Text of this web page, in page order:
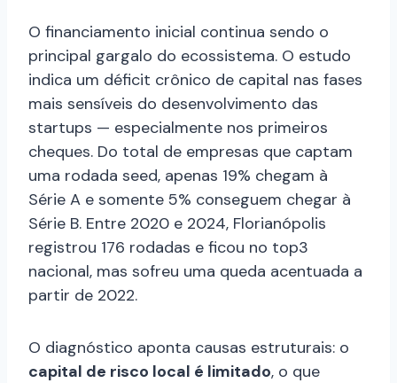
O financiamento inicial continua sendo o
principal gargalo do ecossistema. O estudo
indica um déficit crônico de capital nas fases
mais sensíveis do desenvolvimento das
startups — especialmente nos primeiros
cheques. Do total de empresas que captam
uma rodada seed, apenas 19% chegam à
Série A e somente 5% conseguem chegar à
Série B. Entre 2020 e 2024, Florianópolis
registrou 176 rodadas e ficou no top3
nacional, mas sofreu uma queda acentuada a
partir de 2022.
O diagnóstico aponta causas estruturais: o
capital de risco local é limitado, o que